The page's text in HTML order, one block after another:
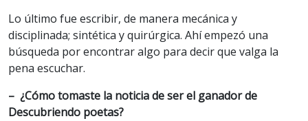
Lo último fue escribir, de manera mecánica y
disciplinada; sintética y quirúrgica. Ahí empezó una
búsqueda por encontrar algo para decir que valga la
pena escuchar.
– ¿Cómo tomaste la noticia de ser el ganador de
Descubriendo poetas?